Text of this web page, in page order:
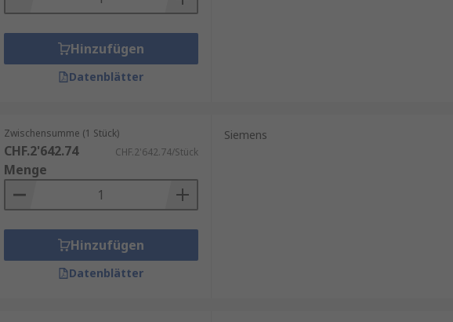
Hinzufügen
Datenblätter
Zwischensumme (1 Stück)
CHF.2'642.74 CHF.2'642.74/Stück
Menge
Hinzufügen
Datenblätter
Siemens